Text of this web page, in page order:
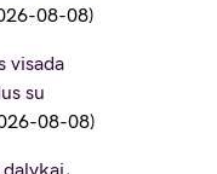
08-08
visada
su
08-08